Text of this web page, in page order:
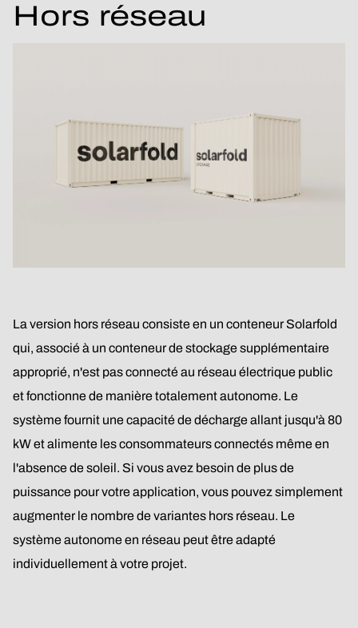
Hors réseau
La version hors réseau consiste en un conteneur Solarfold
qui, associé à un conteneur de stockage supplémentaire
approprié, n'est pas connecté au réseau électrique public
et fonctionne de manière totalement autonome. Le
système fournit une capacité de décharge allant jusqu'à 80
kW et alimente les consommateurs connectés même en
l'absence de soleil. Si vous avez besoin de plus de
puissance pour votre application, vous pouvez simplement
augmenter le nombre de variantes hors réseau. Le
système autonome en réseau peut être adapté
individuellement à votre projet.